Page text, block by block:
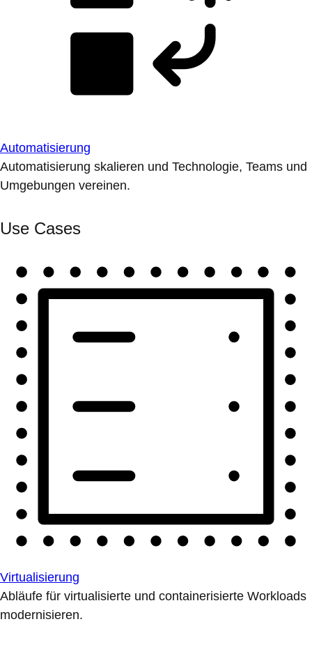
Automatisierung
Automatisierung skalieren und Technologie, Teams und
Umgebungen vereinen.
Use Cases
Virtualisierung
Abläufe für virtualisierte und containerisierte Workloads
modernisieren.